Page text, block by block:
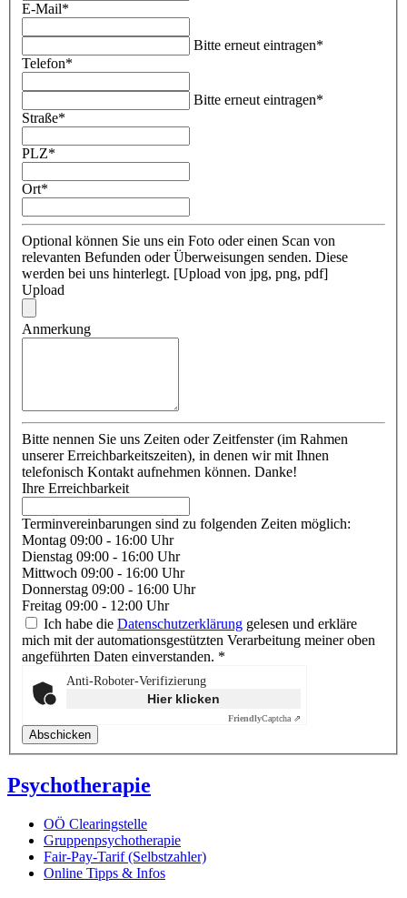
E-Mail*
Bitte erneut eintragen*
Telefon*
Bitte erneut eintragen*
Straße*
PLZ*
Ort*
Optional können Sie uns ein Foto oder einen Scan von
relevanten Befunden oder Überweisungen senden. Diese
werden bei uns hinterlegt. [Upload von jpg, png, pdf]
Upload
Anmerkung
Bitte nennen Sie uns Zeiten oder Zeitfenster (im Rahmen
unserer Erreichbarkeitszeiten), in denen wir mit Ihnen
telefonisch Kontakt aufnehmen können. Danke!
Ihre Erreichbarkeit
Terminvereinbarungen sind zu folgenden Zeiten möglich:
Montag 09:00 - 16:00 Uhr
Dienstag 09:00 - 16:00 Uhr
Mittwoch 09:00 - 16:00 Uhr
Donnerstag 09:00 - 16:00 Uhr
Freitag 09:00 - 12:00 Uhr
Ich habe die Datenschutzerklärung gelesen und erkläre
mich mit der automationsgestützten Verarbeitung meiner oben
angeführten Daten einverstanden. *
Anti-Roboter-Verifizierung
Hier klicken
FriendlyCaptcha ⇗
Psychotherapie
OÖ Clearingstelle
Gruppenpsychotherapie
Fair-Pay-Tarif (Selbstzahler)
Online Tipps & Infos